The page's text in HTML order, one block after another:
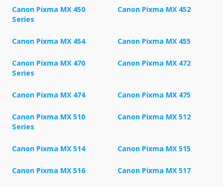
Canon Pixma MX 450
Series
Canon Pixma MX 452
Canon Pixma MX 454 Canon Pixma MX 455
Canon Pixma MX 470
Series
Canon Pixma MX 472
Canon Pixma MX 474 Canon Pixma MX 475
Canon Pixma MX 510
Series
Canon Pixma MX 512
Canon Pixma MX 514 Canon Pixma MX 515
Canon Pixma MX 516 Canon Pixma MX 517